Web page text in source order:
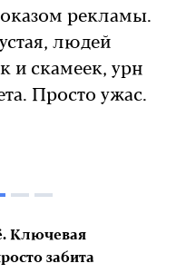
рекламы.
людей
и скамеек, урн
Просто ужас.
Ключевая
забита